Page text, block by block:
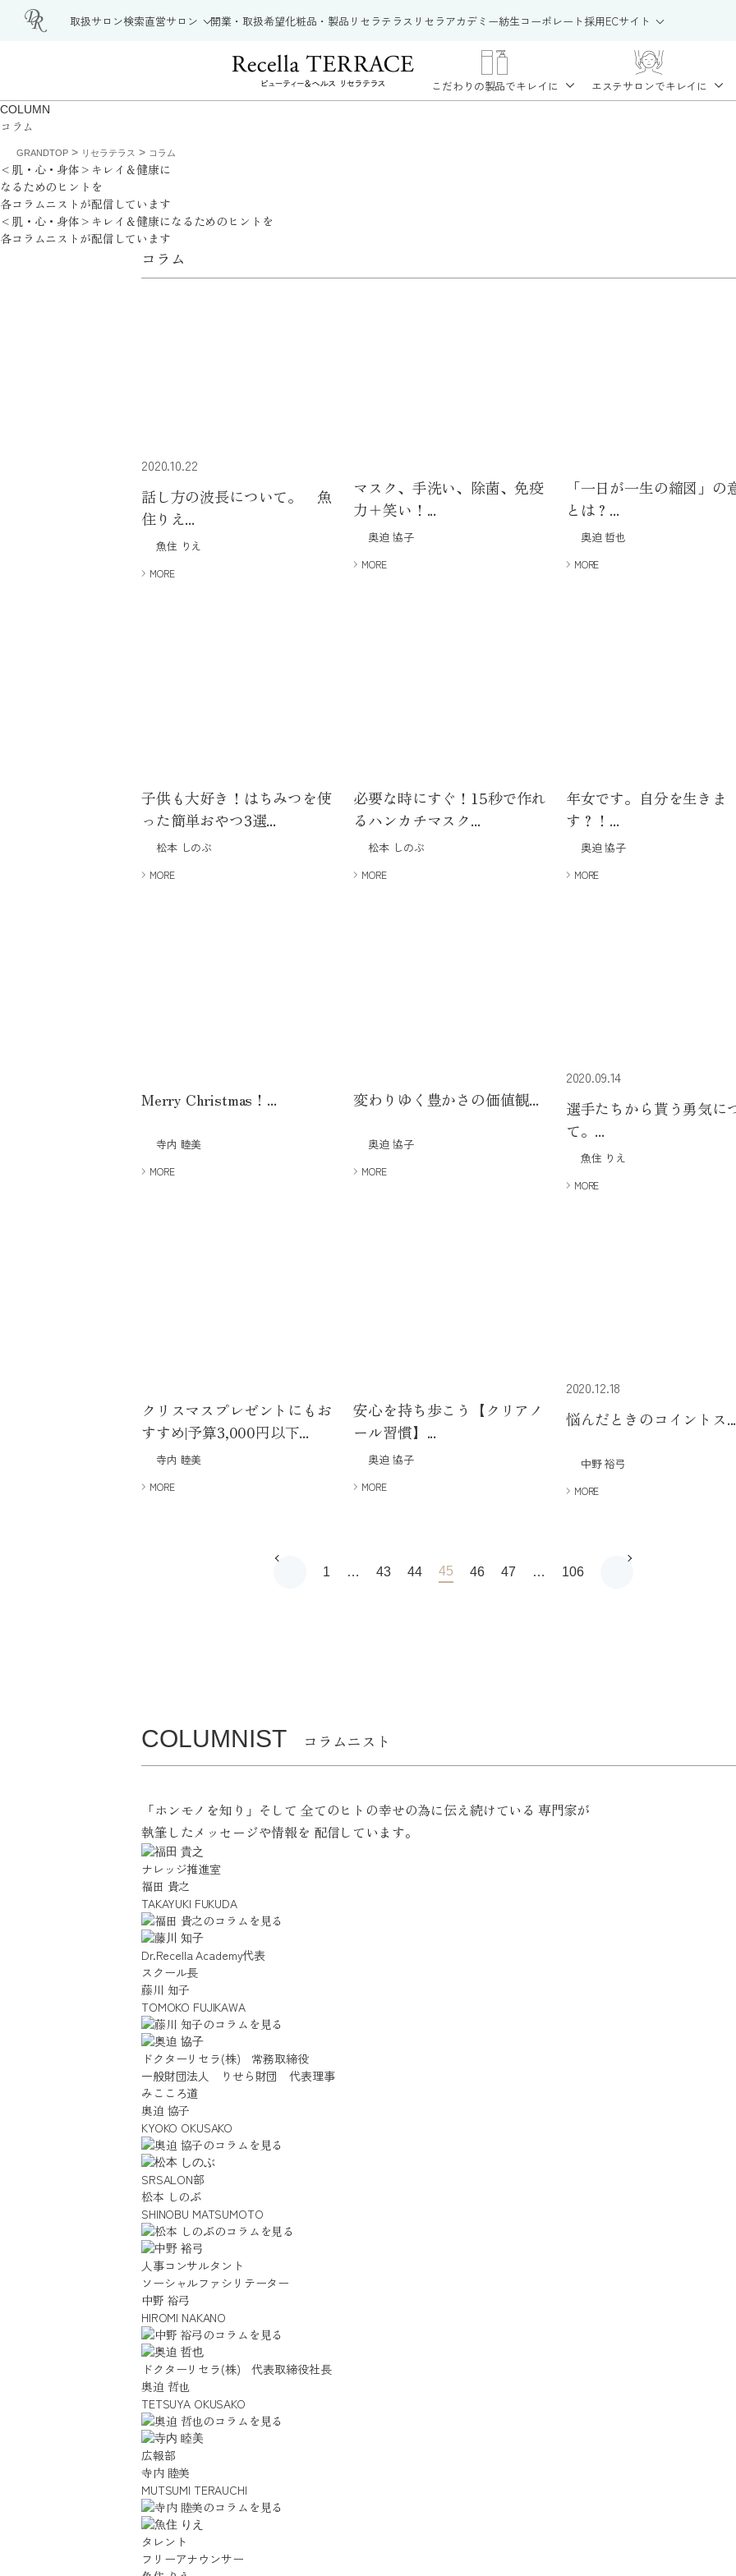
取扱サロン検索直営サロン 開業・取扱希望化粧品・製品 リセラテラス リセラアカデミー紡生コーポレート採用ECサイト
こだわりの製品でキレイに エステサロンでキレイに
COLUMN
コラム
GRANDTOP > リセラテラス > コラム
<肌・心・身体>キレイ＆健康に
なるためのヒントを
各コラムニストが配信しています
<肌・心・身体>キレイ＆健康になるためのヒントを
各コラムニストが配信しています
コラム
2020.10.22
話し方の波長について。 魚
住りえ...
魚住 りえ
MORE
マスク、手洗い、除菌、免疫
力＋笑い！...
奥迫 協子
MORE
「一日が一生の縮図」の
とは？...
奥迫 哲也
MORE
子供も大好き！はちみつを使
った簡単おやつ3選...
松本 しのぶ
MORE
必要な時にすぐ！15秒で作れ
るハンカチマスク...
松本 しのぶ
MORE
年女です。自分を生きま
す？！...
奥迫 協子
MORE
Merry Christmas！...
寺内 睦美
MORE
変わりゆく豊かさの価値観...
奥迫 協子
MORE
2020.09.14
選手たちから貰う勇気に
て。...
魚住 りえ
MORE
クリスマスプレゼントにもお
すすめ|予算3,000円以下...
寺内 睦美
MORE
安心を持ち歩こう【クリアノ
ール習慣】...
奥迫 協子
MORE
2020.12.18
悩んだときのコイントス...
中野 裕弓
MORE
1 … 43 44 45 46 47 … 106
COLUMNIST コラムニスト
「ホンモノを知り」そして 全てのヒトの幸せの為に伝え続けている 専門家が
執筆したメッセージや情報を 配信しています。
ナレッジ推進室
福田 貴之
TAKAYUKI FUKUDA
Dr.Recella Academy代表
スクール長
藤川 知子
TOMOKO FUJIKAWA
ドクターリセラ(株) 常務取締役
一般財団法人 りせら財団 代表理事
みこころ道
奥迫 協子
KYOKO OKUSAKO
SRSALON部
松本 しのぶ
SHINOBU MATSUMOTO
人事コンサルタント
ソーシャルファシリテーター
中野 裕弓
HIROMI NAKANO
ドクターリセラ(株) 代表取締役社長
奥迫 哲也
TETSUYA OKUSAKO
広報部
寺内 睦美
MUTSUMI TERAUCHI
タレント
フリーアナウンサー